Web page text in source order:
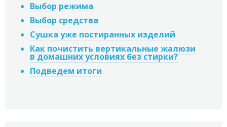
Выбор режима
Выбор средства
Сушка уже постиранных изделий
Как почистить вертикальные жалюзи
в домашних условиях без стирки?
Подведем итоги